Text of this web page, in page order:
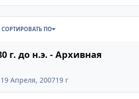
СОРТИРОВАТЬ ПО
г. до н.э. - Архивная
19 Апреля, 200719 г